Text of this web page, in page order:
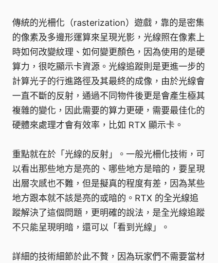
傳統的光柵化（rasterization）遊戲，靠的是密集
的像素及多邊形運算來呈現光影，光線照在像素上
時如何改變紋理、如何變更顏色，因為使用的是硬
算力，很吃顯示卡資源。光線追蹤則是更進一步的
計算光子的行進路徑及其最終的成像，由於光線會
一直不斷的反射，通過不同物件後更是會產生極其
複雜的變化，因此需要的算力更硬，需要最佳化的
硬體來處理才會有效率，比如 RTX 顯示卡。
重點就在於「光線的反射」。一般光柵化技術，可
以看出那些地方是亮的、哪些地方是暗的，要呈現
出層次感也不難，但是擬真的程度有差，因為某些
地方跟本就不該是亮的或暗的。RTX 的全光線追
蹤解決了這個問題，更明確的說法，是全光線追蹤
不只能呈現明暗，還可以「看到光線」。
詳細的技術細節於此不贅，因為玩家們不需要當材